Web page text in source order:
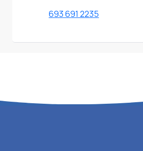
693 691 2235